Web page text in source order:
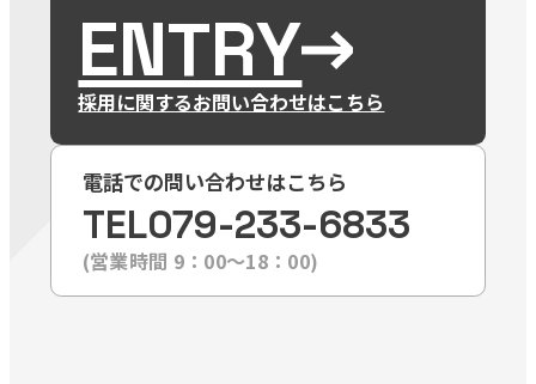
ENTRY
採用に関するお問い合わせはこちら
電話での問い合わせはこちら
TEL079-233-6833
(営業時間 9：00〜18：00)